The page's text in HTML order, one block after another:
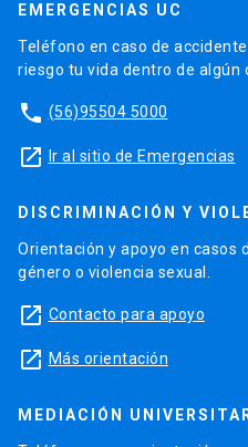
EMERGENCIAS UC
Teléfono en caso de
riesgo tu vida dentro de algún
phone (56)95504 5000
launch Ir al sitio de Emergencias
DISCRIMINACIÓN Y
Orientación y apoyo en casos
género o violencia sexual.
launch Contacto para apoyo
launch Más orientación
MEDIACIÓN